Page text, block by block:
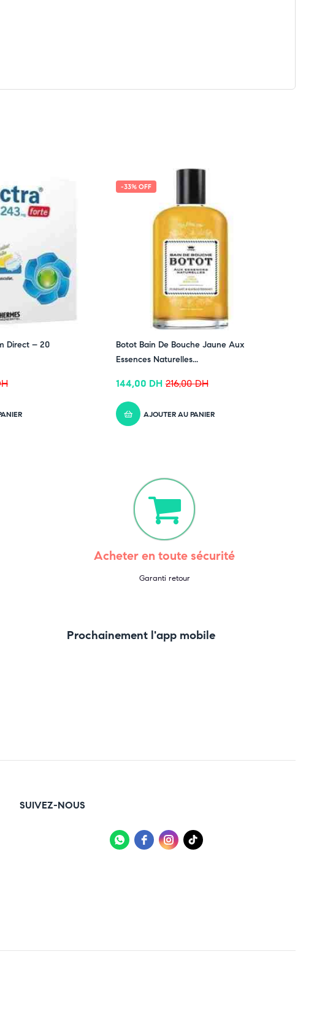
Direct – 20
-33% OFF
Botot Bain De Bouche Jaune Aux
Essences Naturelles...
216,00DH
144,00 DH
AJOUTER AU PANIER
Acheter en toute sécurité
Garanti retour
Prochainement l'app mobile
SUIVEZ-NOUS